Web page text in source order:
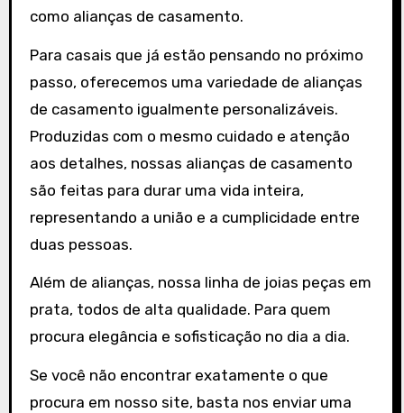
como alianças de casamento.
Para casais que já estão pensando no próximo
passo, oferecemos uma variedade de alianças
de casamento igualmente personalizáveis.
Produzidas com o mesmo cuidado e atenção
aos detalhes, nossas alianças de casamento
são feitas para durar uma vida inteira,
representando a união e a cumplicidade entre
duas pessoas.
Além de alianças, nossa linha de joias peças em
prata, todos de alta qualidade. Para quem
procura elegância e sofisticação no dia a dia.
Se você não encontrar exatamente o que
procura em nosso site, basta nos enviar uma